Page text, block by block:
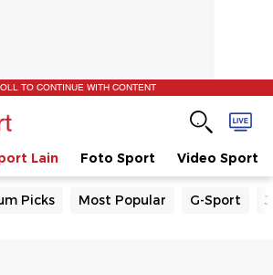
TO CONTINUE WITH CONTENT
Lain Foto Sport Video Sport
Picks Most Popular G-Sport